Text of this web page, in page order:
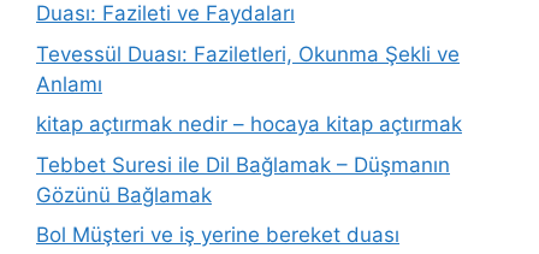
Duası: Fazileti ve Faydaları
Tevessül Duası: Faziletleri, Okunma Şekli ve
Anlamı
kitap açtırmak nedir – hocaya kitap açtırmak
Tebbet Suresi ile Dil Bağlamak – Düşmanın
Gözünü Bağlamak
Bol Müşteri ve iş yerine bereket duası